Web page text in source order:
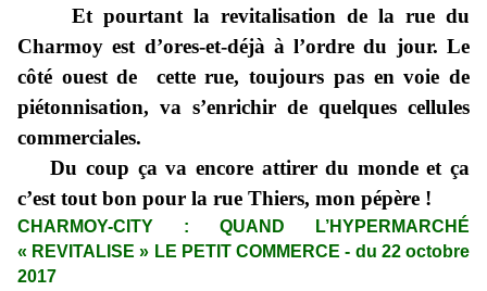
Et pourtant la revitalisation de la rue du
Charmoy est d’ores-et-déjà à l’ordre du jour. Le
côté ouest de cette rue, toujours pas en voie de
piétonnisation, va s’enrichir de quelques cellules
commerciales.
Du coup ça va encore attirer du monde et ça
c’est tout bon pour la rue Thiers, mon pépère !
CHARMOY-CITY : QUAND L’HYPERMARCHÉ
« REVITALISE » LE PETIT COMMERCE - du 22 octobre
2017